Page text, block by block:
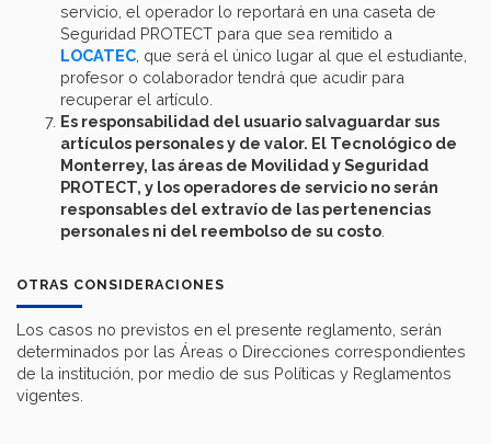
servicio, el operador lo reportará en una caseta de
Seguridad PROTECT para que sea remitido a
LOCATEC , que será el único lugar al que el estudiante,
profesor o colaborador tendrá que acudir para
recuperar el artículo.
Es responsabilidad del usuario salvaguardar sus
artículos personales y de valor. El Tecnológico de
Monterrey, las áreas de Movilidad y Seguridad
PROTECT, y los operadores de servicio no serán
responsables del extravío de las pertenencias
personales ni del reembolso de su costo
OTRAS CONSIDERACIONES
Los casos no previstos en el presente reglamento, serán
determinados por las Áreas o Direcciones correspondientes
de la institución, por medio de sus Políticas y Reglamentos
vigentes.